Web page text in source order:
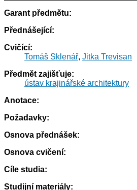
Garant předmětu:
Přednášející:
Cvičící:
Tomáš Sklenář, Jitka Trevisan
Předmět zajišťuje:
ústav krajinářské architektury
Anotace:
Požadavky:
Osnova přednášek:
Osnova cvičení:
Cíle studia:
Studijní materiály: